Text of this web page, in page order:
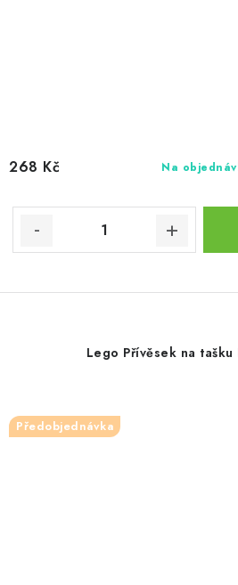
Na
268 Kč
Lego Přívěsek na tašku
Předobjednávka